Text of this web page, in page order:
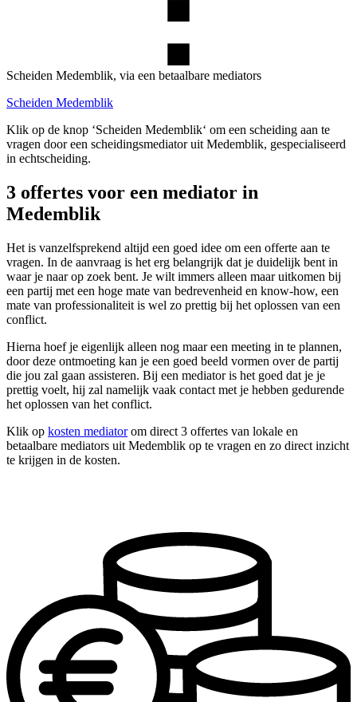
Scheiden Medemblik, via een betaalbare mediators
Scheiden Medemblik
Klik op de knop ‘Scheiden Medemblik‘ om een scheiding aan te
vragen door een scheidingsmediator uit Medemblik, gespecialiseerd
in echtscheiding.
3 offertes voor een mediator in
Medemblik
Het is vanzelfsprekend altijd een goed idee om een offerte aan te
vragen. In de aanvraag is het erg belangrijk dat je duidelijk bent in
waar je naar op zoek bent. Je wilt immers alleen maar uitkomen bij
een partij met een hoge mate van bedrevenheid en know-how, een
mate van professionaliteit is wel zo prettig bij het oplossen van een
conflict.
Hierna hoef je eigenlijk alleen nog maar een meeting in te plannen,
door deze ontmoeting kan je een goed beeld vormen over de partij
die jou zal gaan assisteren. Bij een mediator is het goed dat je je
prettig voelt, hij zal namelijk vaak contact met je hebben gedurende
het oplossen van het conflict.
Klik op kosten mediatorom direct 3 offertes van lokale en
betaalbare mediators uit Medemblik op te vragen en zo direct inzicht
te krijgen in de kosten.